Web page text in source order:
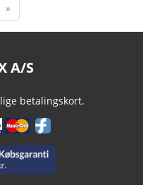
»
A/S
betalingskort.